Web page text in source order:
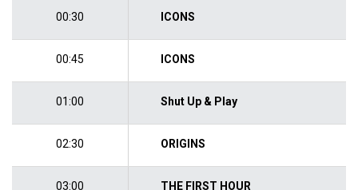
00:30 ICONS
00:45 ICONS
01:00 Shut Up & Play
02:30 ORIGINS
03:00 THE FIRST HOUR